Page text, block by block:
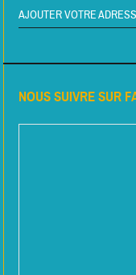
AJOUTER VOTRE
NOUS SUIVRE SUR